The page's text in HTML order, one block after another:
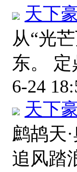
天下
从“光
东。
6-24
天下
鹧鸪天
追风踏